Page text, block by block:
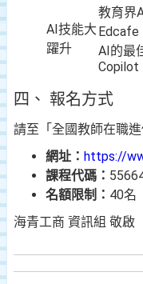
AI技能大
躍升
教育界
Edcafe
AI的最
Copilot
四、 報名方式
請至「全國教師在職
網址： https://
課程代碼：
名額限制： 40名
海青工商 資訊組 敬啟